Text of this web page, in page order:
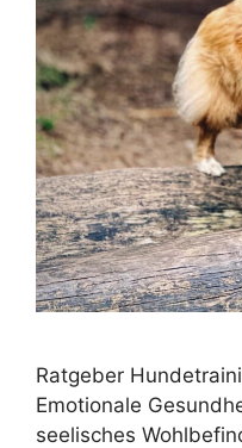
Ratgeber
Emotionale
seelisches